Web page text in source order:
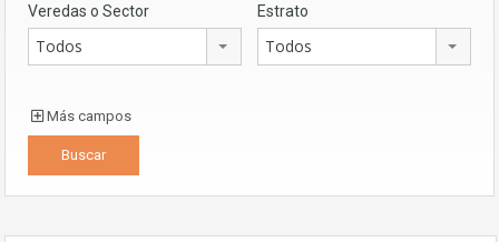
Veredas o Sector
Todos
Estrato
Todos
Más campos